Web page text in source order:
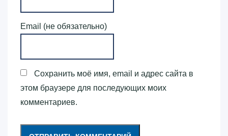
Email (не обязательно)
Сохранить моё имя, email и адрес сайта в
этом браузере для последующих моих
комментариев.